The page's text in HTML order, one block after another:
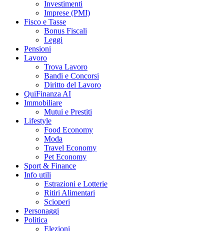
Investimenti
Imprese (PMI)
Fisco e Tasse
Bonus Fiscali
Leggi
Pensioni
Lavoro
Trova Lavoro
Bandi e Concorsi
Diritto del Lavoro
QuiFinanza AI
Immobiliare
Mutui e Prestiti
Lifestyle
Food Economy
Moda
Travel Economy
Pet Economy
Sport & Finance
Info utili
Estrazioni e Lotterie
Ritiri Alimentari
Scioperi
Personaggi
Politica
Elezioni